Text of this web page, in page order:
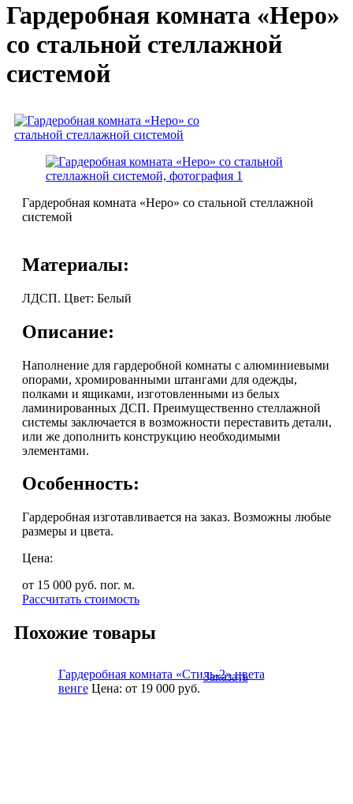
Гардеробная комната «Неро»
со стальной стеллажной
системой
Гардеробная комната «Неро» со стальной стеллажной
системой
Материалы:
ЛДСП. Цвет: Белый
Описание:
Наполнение для гардеробной комнаты с алюминиевыми
опорами, хромированными штангами для одежды,
полками и ящиками, изготовленными из белых
ламинированных ДСП. Преимущественно стеллажной
системы заключается в возможности переставить детали,
или же дополнить конструкцию необходимыми
элементами.
Особенность:
Гардеробная изготавливается на заказ. Возможны любые
размеры и цвета.
Цена:
от 15 000 руб. пог. м.
Рассчитать стоимость
Похожие товары
Гардеробная комната «Стиль-2» цвета
венге Цена: от 19 000руб.
Заказать